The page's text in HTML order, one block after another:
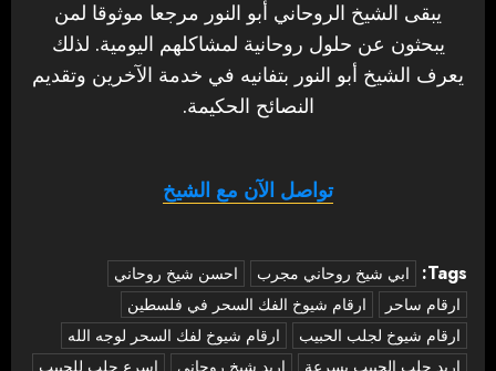
يبقى الشيخ الروحاني أبو النور مرجعا موثوقا لمن
يبحثون عن حلول روحانية لمشاكلهم اليومية. لذلك
يعرف الشيخ أبو النور بتفانيه في خدمة الآخرين وتقديم
النصائح الحكيمة.
تواصل الآن مع الشيخ
Tags: ‏ابي شيخ روحاني مجرب
احسن شيخ روحاني
ارقام ساحر
ارقام شيوخ الفك السحر في فلسطين
ارقام شيوخ لجلب الحبيب
ارقام شيوخ لفك السحر لوجه الله